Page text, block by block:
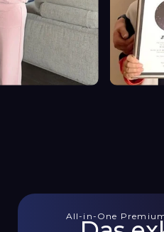
All-in-One